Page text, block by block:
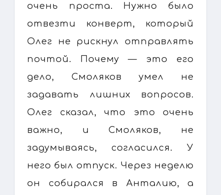
очень проста. Нужно было
отвезти конверт, который
Олег не рискнул отправлять
почтой. Почему — это его
дело, Смоляков умел не
задавать лишних вопросов.
Олег сказал, что это очень
важно, и Смоляков, не
задумываясь, согласился. У
него был отпуск. Через неделю
он собирался в Анталию, а